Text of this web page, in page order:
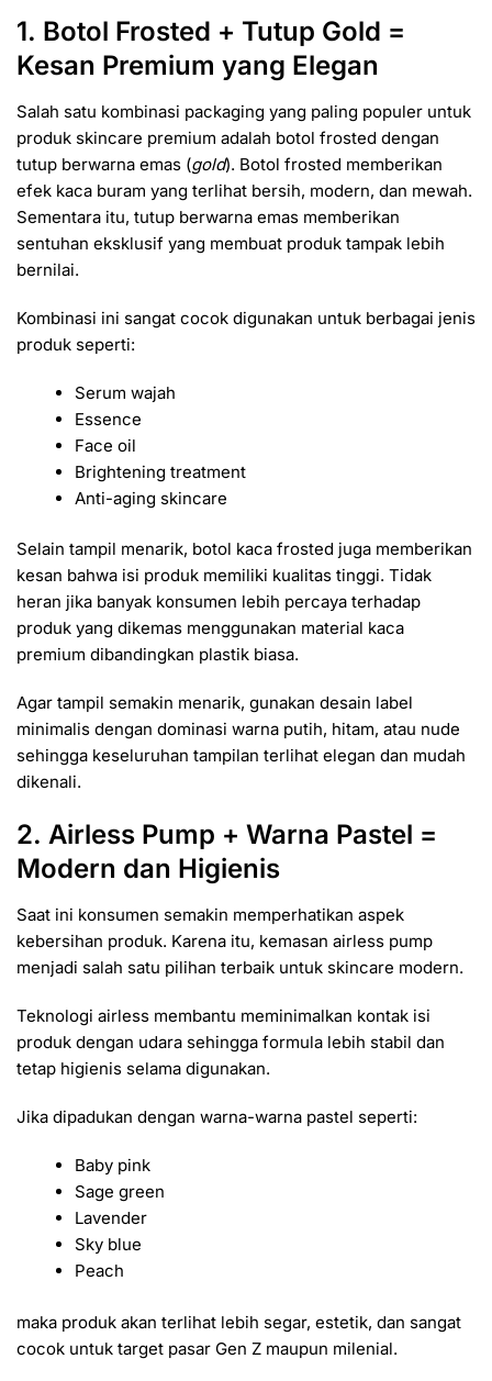
1. Botol Frosted + Tutup Gold =
Kesan Premium yang Elegan
Salah satu kombinasi packaging yang paling populer untuk
produk skincare premium adalah botol frosted dengan
tutup berwarna emas (gold). Botol frosted memberikan
efek kaca buram yang terlihat bersih, modern, dan mewah.
Sementara itu, tutup berwarna emas memberikan
sentuhan eksklusif yang membuat produk tampak lebih
bernilai.
Kombinasi ini sangat cocok digunakan untuk berbagai jenis
produk seperti:
Serum wajah
Essence
Face oil
Brightening treatment
Anti-aging skincare
Selain tampil menarik, botol kaca frosted juga memberikan
kesan bahwa isi produk memiliki kualitas tinggi. Tidak
heran jika banyak konsumen lebih percaya terhadap
produk yang dikemas menggunakan material kaca
premium dibandingkan plastik biasa.
Agar tampil semakin menarik, gunakan desain label
minimalis dengan dominasi warna putih, hitam, atau nude
sehingga keseluruhan tampilan terlihat elegan dan mudah
dikenali.
2. Airless Pump + Warna Pastel =
Modern dan Higienis
Saat ini konsumen semakin memperhatikan aspek
kebersihan produk. Karena itu, kemasan airless pump
menjadi salah satu pilihan terbaik untuk skincare modern.
Teknologi airless membantu meminimalkan kontak isi
produk dengan udara sehingga formula lebih stabil dan
tetap higienis selama digunakan.
Jika dipadukan dengan warna-warna pastel seperti:
Baby pink
Sage green
Lavender
Sky blue
Peach
maka produk akan terlihat lebih segar, estetik, dan sangat
cocok untuk target pasar Gen Z maupun milenial.